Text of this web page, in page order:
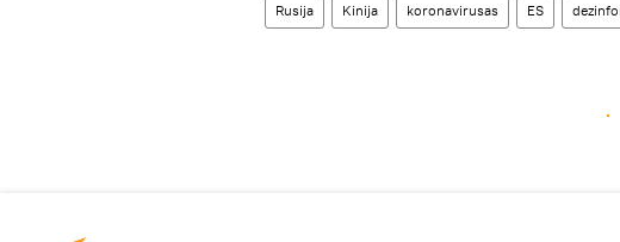
Rusija Kinija koronavirusas ES